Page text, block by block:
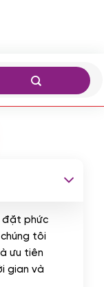
đặt phức
tôi
ưu tiên
gian và